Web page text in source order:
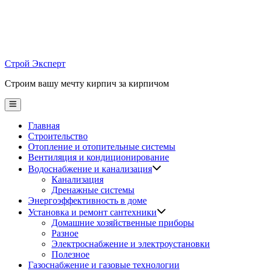
Строй Эксперт
Строим вашу мечту кирпич за кирпичом
Main
Menu
Главная
Строительство
Отопление и отопительные системы
Вентиляция и кондиционирование
Водоснабжение и канализация
Канализация
Дренажные системы
Энергоэффективность в доме
Установка и ремонт сантехники
Домашние хозяйственные приборы
Разное
Электроснабжение и электроустановки
Полезное
Газоснабжение и газовые технологии